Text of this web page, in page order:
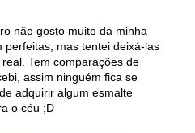
não gosto muito da minha
perfeitas, mas tentei deixá-las
Tem comparações de
assim ninguém fica se
adquirir algum esmalte
o céu ;D